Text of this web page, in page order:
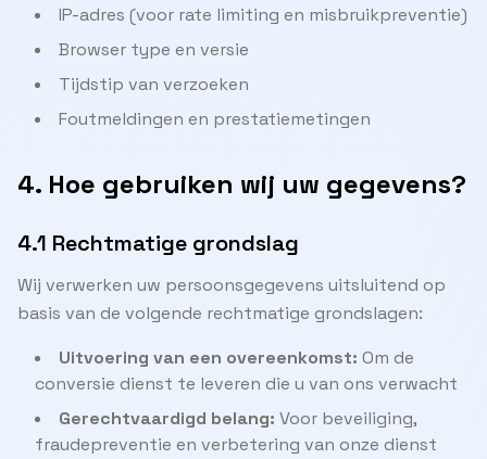
IP-adres (voor rate limiting en misbruikpreventie)
Browser type en versie
Tijdstip van verzoeken
Foutmeldingen en prestatiemetingen
4. Hoe gebruiken wij uw gegevens?
4.1 Rechtmatige grondslag
Wij verwerken uw persoonsgegevens uitsluitend op
basis van de volgende rechtmatige grondslagen:
Uitvoering van een overeenkomst: Om de
conversie dienst te leveren die u van ons verwacht
Gerechtvaardigd belang: Voor beveiliging,
fraudepreventie en verbetering van onze dienst